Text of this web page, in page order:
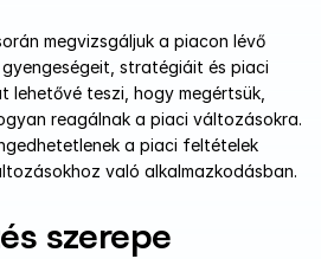
megvizsgáljuk a piacon lévő
gyengeségeit, stratégiáit és piaci
lehetővé teszi, hogy megértsük,
reagálnak a piaci változásokra.
a piaci feltételek
való alkalmazkodásban.
szerepe